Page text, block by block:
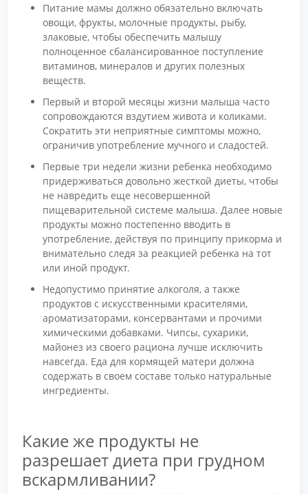
Питание мамы должно обязательно включать
овощи, фрукты, молочные продукты, рыбу,
злаковые, чтобы обеспечить малышу
полноценное сбалансированное поступление
витаминов, минералов и других полезных
веществ.
Первый и второй месяцы жизни малыша часто
сопровождаются вздутием живота и коликами.
Сократить эти неприятные симптомы можно,
ограничив употребление мучного и сладостей.
Первые три недели жизни ребенка необходимо
придерживаться довольно жесткой диеты, чтобы
не навредить еще несовершенной
пищеварительной системе малыша. Далее новые
продукты можно постепенно вводить в
употребление, действуя по принципу прикорма и
внимательно следя за реакцией ребенка на тот
или иной продукт.
Недопустимо принятие алкоголя, а также
продуктов с искусственными красителями,
ароматизаторами, консервантами и прочими
химическими добавками. Чипсы, сухарики,
майонез из своего рациона лучше исключить
навсегда. Еда для кормящей матери должна
содержать в своем составе только натуральные
ингредиенты.
Какие же продукты не
разрешает диета при грудном
вскармливании?